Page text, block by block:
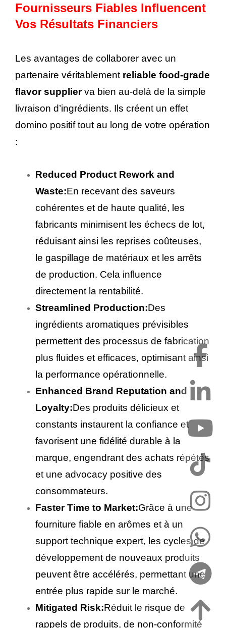
Fournisseurs Fiables Influencent
Vos Résultats Financiers
Les avantages de collaborer avec un
partenaire véritablement reliable food-grade
flavor supplierva bien au-delà de la simple
livraison d’ingrédients. Ils créent un effet
domino positif tout au long de votre opération
:
Reduced Product Rework and
Waste:En recevant des saveurs
cohérentes et de haute qualité, les
fabricants minimisent les échecs de lot,
réduisant ainsi les reprises coûteuses,
le gaspillage de matériaux et les arrêts
de production. Cela influence
directement la rentabilité.
Streamlined Production:Des
ingrédients aromatiques prévisibles
permettent des processus de fabrication
plus fluides et efficaces, optimisant ainsi
la performance opérationnelle.
Enhanced Brand Reputation and
Loyalty:Des produits délicieux et
constants instaurent la confiance et
favorisent une fidélité durable à la
marque, engendrant des achats répétés
et une advocacy positive des
consommateurs.
Faster Time to Market:Grâce à une
fourniture fiable en arômes et à un
support technique expert, les cycles de
développement de nouveaux produits
peuvent être accélérés, permettant une
entrée plus rapide sur le marché.
Mitigated Risk:Réduit le risque de
rappels de produits, de non-conformité